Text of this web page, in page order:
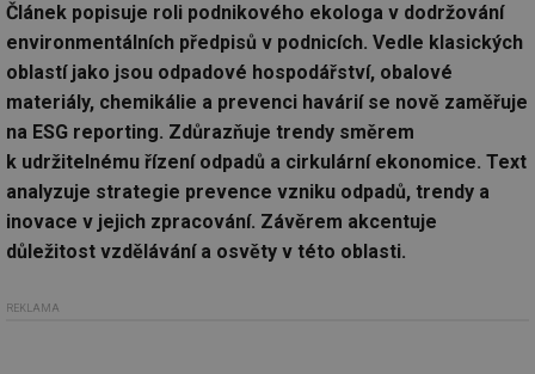
Článek popisuje roli podnikového ekologa v dodržování
environmentálních předpisů v podnicích. Vedle klasických
oblastí jako jsou odpadové hospodářství, obalové
materiály, chemikálie a prevenci havárií se nově zaměřuje
na ESG reporting. Zdůrazňuje trendy směrem
k udržitelnému řízení odpadů a cirkulární ekonomice. Text
analyzuje strategie prevence vzniku odpadů, trendy a
inovace v jejich zpracování. Závěrem akcentuje
důležitost vzdělávání a osvěty v této oblasti.
REKLAMA